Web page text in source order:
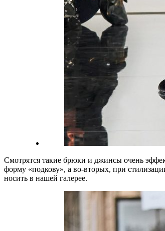
Смотрятся такие брюки и джинсы очень
форму «подкову», а во-вторых, при
носить в нашей галерее.